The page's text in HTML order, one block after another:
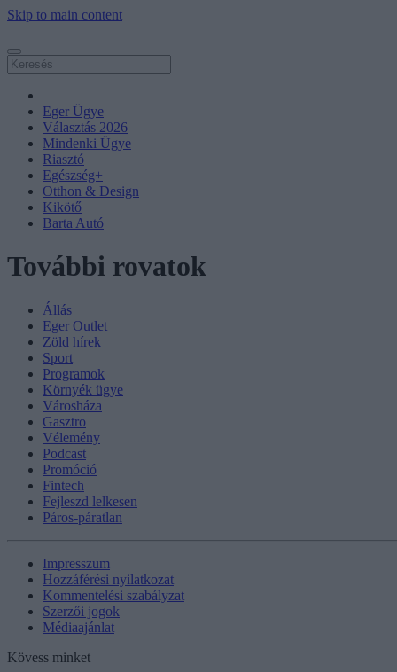
Skip to main content
Eger Ügye
Választás 2026
Mindenki Ügye
Riasztó
Egészség+
Otthon & Design
Kikötő
Barta Autó
További rovatok
Állás
Eger Outlet
Zöld hírek
Sport
Programok
Környék ügye
Városháza
Gasztro
Vélemény
Podcast
Promóció
Fintech
Fejleszd lelkesen
Páros-páratlan
Impresszum
Hozzáférési nyilatkozat
Kommentelési szabályzat
Szerzői jogok
Médiaajánlat
Kövess minket